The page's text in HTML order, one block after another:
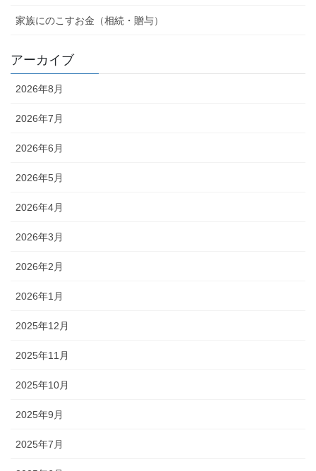
家族にのこすお金（相続・贈与）
アーカイブ
2026年8月
2026年7月
2026年6月
2026年5月
2026年4月
2026年3月
2026年2月
2026年1月
2025年12月
2025年11月
2025年10月
2025年9月
2025年7月